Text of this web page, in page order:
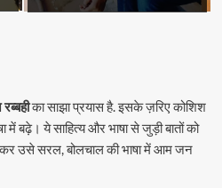
का साझा प्रयास है. इसके ज़रिए कोशिश
में बढ़े। ये साहित्य और भाषा से जुड़ी बातों को
उसे सरल, बोलचाल की भाषा में आम जन